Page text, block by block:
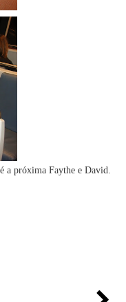
a próxima Faythe e David.